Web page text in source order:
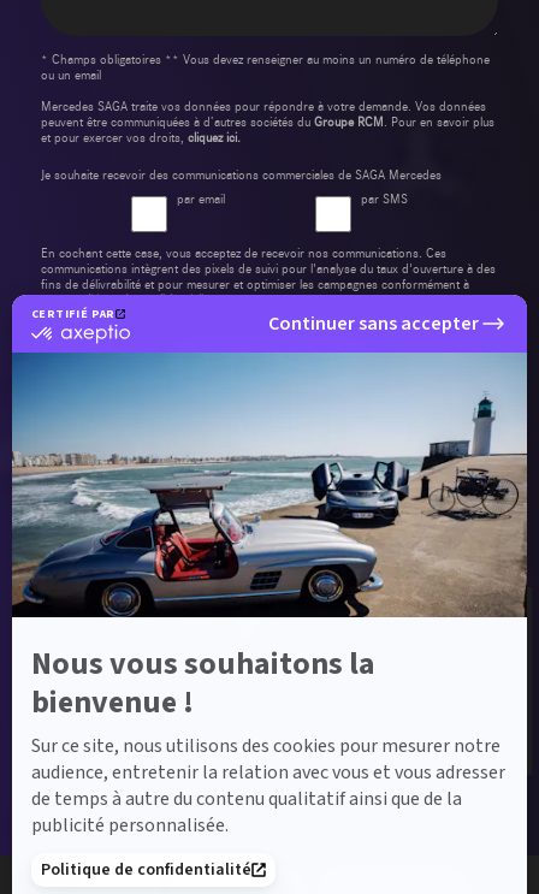
CERTIFIÉ PAR
certifié
sur
Axeptio
Continuer sans accepter
Nous vous souhaitons la
bienvenue !
Sur ce site, nous utilisons des cookies pour mesurer notre
audience, entretenir la relation avec vous et vous adresser
de temps à autre du contenu qualitatif ainsi que de la
publicité personnalisée.
Politique de confidentialité
* Champs obligatoires ** Vous devez renseigner au moins un numéro de téléphone
ou un email
Mercedes SAGA traite vos données pour répondre à votre demande. Vos données
peuvent être communiquées à d’autres sociétés du Groupe RCM . Pour en savoir plus
et pour exercer vos droits, cliquez ici.
Je souhaite recevoir des communications commerciales de SAGA Mercedes
par email
par SMS
En cochant cette case, vous acceptez de recevoir nos communications. Ces
communications intègrent des pixels de suivi pour l'analyse du taux d'ouverture à des
fins de délivrabilité et pour mesurer et optimiser les campagnes conformément à
notrepolitique de confidentialité.
Label Certified et Garanties
Label Certified
des voitures d’occasion de haute qualité.